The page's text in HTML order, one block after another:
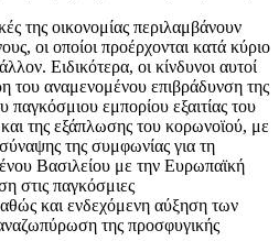
της οικονομίας περιλαμβάνουν
οι οποίοι προέρχονται κατά κύριο
Ειδικότερα, οι κίνδυνοι αυτοί
του αναμενομένου επιβράδυνση της
παγκόσμιου εμπορίου εξαιτίας του
της εξάπλωσης του κορωνοϊού, με
της συμφωνίας για τη
Βασιλείου με την Ευρωπαϊκή
στις παγκόσμιες
και ενδεχόμενη αύξηση των
της προσφυγικής